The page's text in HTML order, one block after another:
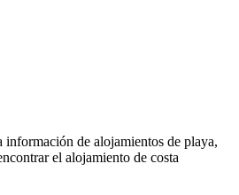
información de alojamientos de playa,
el alojamiento de costa